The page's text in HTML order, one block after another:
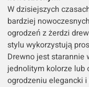
W dzisiejszych
bardziej
ogrodzeń z żerdzi
stylu wykorzystują
Drewno jest starannie
jednolitym kolorze lub
ogrodzeniu elegancki